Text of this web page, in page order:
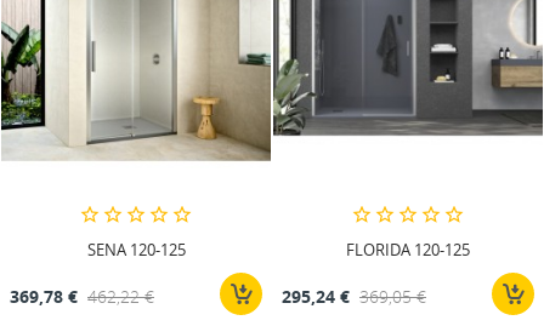
SENA 120-125
369,78 € 462,22 €
FLORIDA 120-125
295,24 € 369,05 €